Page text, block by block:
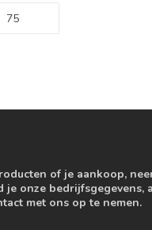
of je aankoop,
je onze
met ons op te nemen.